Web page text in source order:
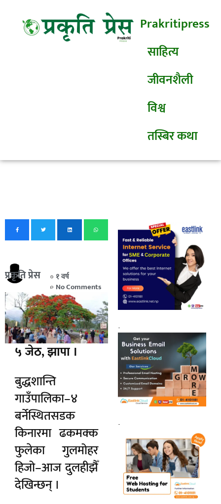
Prakritipress
साहित्य
जीवनशैली
विश्व
तस्बिर कथा
प्रकृति प्रेस
१ वर्ष
No Comments
५ जेठ, झापा ।
बुद्धशान्ति
गाउँपालिका–४
बर्नेस्थितसडक
किनारमा ढकमक्क
फुलेका गुलमोहर
हिजो–आज दुलहीझैँ
देखिन्छन् ।
-
-